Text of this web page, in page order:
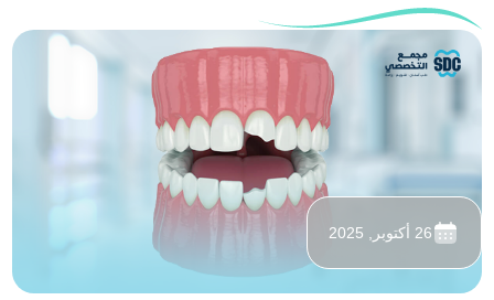
26 أكتوبر, 2025